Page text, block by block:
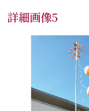
詳細画像5